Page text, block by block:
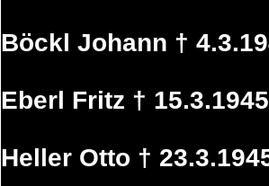
Böckl Johann †
Eberl Fritz †
Heller Otto †